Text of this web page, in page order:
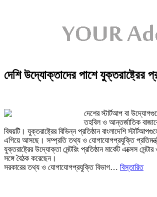
দেশি উদ্যোক্তাদের পাশে যুক্তরাষ্ট্রের
দেশের স্টার্টআপ বা
তহবিল ও আন্তর্জাতিক
বিষয়টি। যুক্তরাষ্ট্রের বিভিন্ন প্রতিষ্ঠান বাংলাদেশি
এগিয়ে আসছে। সম্প্রতি তথ্য ও যোগাযোগপ্রযুক্তি
যুক্তরাষ্ট্রের উদ্যোক্তা মেন্টরিং প্রতিষ্ঠান মার্কেট এক্সেস
সঙ্গে বৈঠক করেছেন।
সরকারের তথ্য ও যোগাযোগপ্রযুক্তি বিভাগ… বিস্তারিত